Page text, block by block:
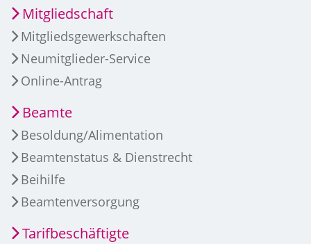
Mitgliedschaft
Mitgliedsgewerkschaften
Neumitglieder-Service
Online-Antrag
Beamte
Besoldung/Alimentation
Beamtenstatus & Dienstrecht
Beihilfe
Beamtenversorgung
Tarifbeschäftigte